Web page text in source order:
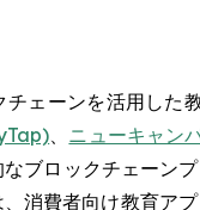
ェーンを活用し
、 ニューキャン
ブロックチェーン
消費者向け教育ア